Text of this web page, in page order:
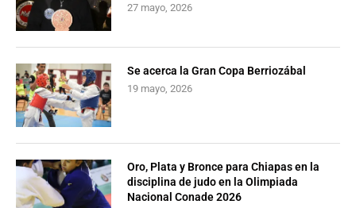
27 mayo, 2026
Se acerca la Gran Copa Berriozábal
19 mayo, 2026
Oro, Plata y Bronce para Chiapas en la
disciplina de judo en la Olimpiada
Nacional Conade 2026